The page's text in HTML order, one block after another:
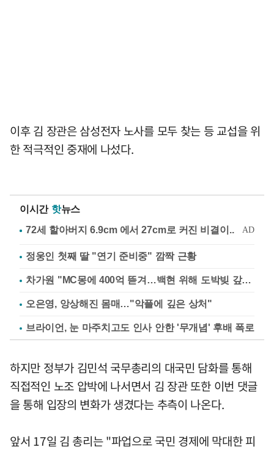
이후 김 장관은 삼성전자 노사를 모두 찾는 등 교섭을 위
한 적극적인 중재에 나섰다.
이시간 핫뉴스
정웅인 첫째 딸 "연기 준비중" 깜짝 근황
차가원 "MC몽에 400억 뜯겨…백현 위해 도박빚 갚아줘"
오은영, 앙상해진 몸매…"악플에 깊은 상처"
브라이언, 눈 마주치고도 인사 안한 '무개념' 후배 폭로
하지만 정부가 김민석 국무총리의 대국민 담화를 통해
직접적인 노조 압박에 나서면서 김 장관 또한 이번 댓글
을 통해 입장의 변화가 생겼다는 추측이 나온다.
앞서 17일 김 총리는 "파업으로 국민 경제에 막대한 피